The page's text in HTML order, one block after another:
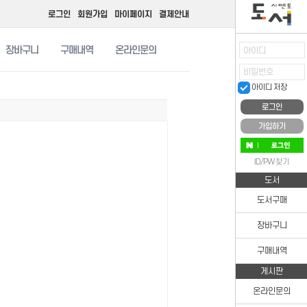
로그인 회원가입 마이페이지 결제안내
장바구니 구매내역 온라인문의 아이디
비밀번호
아이디 저장
가입하기
ID/PW 찾기
도서
도서구매
장바구니
구매내역
게시판
온라인문의